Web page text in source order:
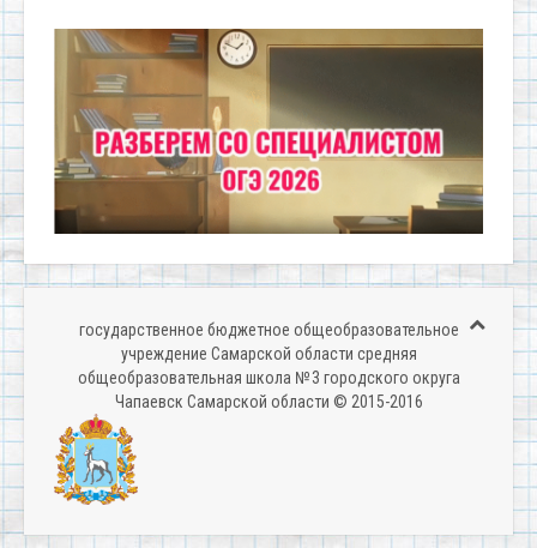
государственное бюджетное общеобразовательное
учреждение Самарской области средняя
общеобразовательная школа № 3 городского округа
Чапаевск Самарской области © 2015-2016